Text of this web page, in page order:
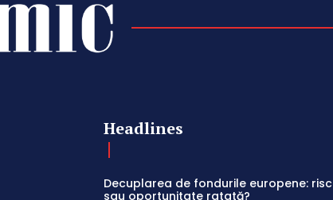
Headlines
Decuplarea de fondurile europene: risc
sau oportunitate ratată?